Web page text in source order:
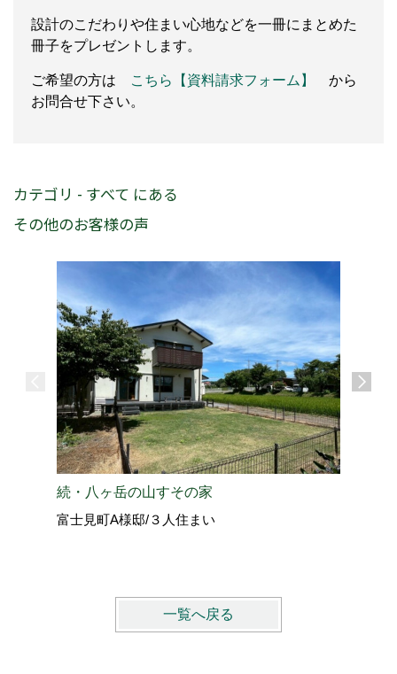
設計のこだわりや住まい心地などを一冊にまとめた
冊子をプレゼントします。
ご希望の方は こちら【資料請求フォーム】
から
お問合せ下さい。
カテゴリ - すべて にある
その他のお客様の声
続・八ヶ岳の山すその家
富士見町A様邸/３人住まい
一覧へ戻る